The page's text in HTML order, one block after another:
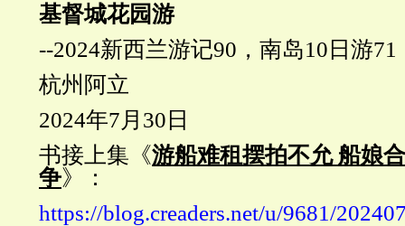
基督城花园游
--2024新西兰游记90，南岛10日游71
杭州阿立
2024年7月30日
书接上集《游船难租摆拍不允 船娘
争》：
https://blog.creaders.net/u/9681/